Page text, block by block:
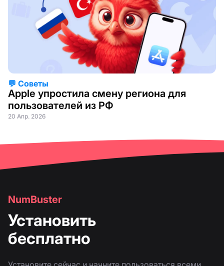
💬 Советы
Apple упростила смену региона для
пользователей из РФ
20 Апр. 2026
NumBuster
Установить
бесплатно